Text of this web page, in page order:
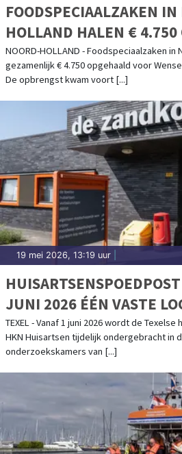
FOODSPECIAALZAKEN IN
HOLLAND HALEN € 4.750
STICHTING
HOLLAND MET
NOORD-HOLLAND - Foodspeciaalzaken
gezamenlijk € 4.750 opgehaald voor
De opbrengst kwam voort [...]
19 mei 2026, 13:19 uur
JUNI 2026 ÉÉN VASTE
ZANDKOOG
TEXEL - Vanaf 1 juni 2026 wordt de
HKN Huisartsen tijdelijk ondergebracht in
onderzoekskamers van [...]